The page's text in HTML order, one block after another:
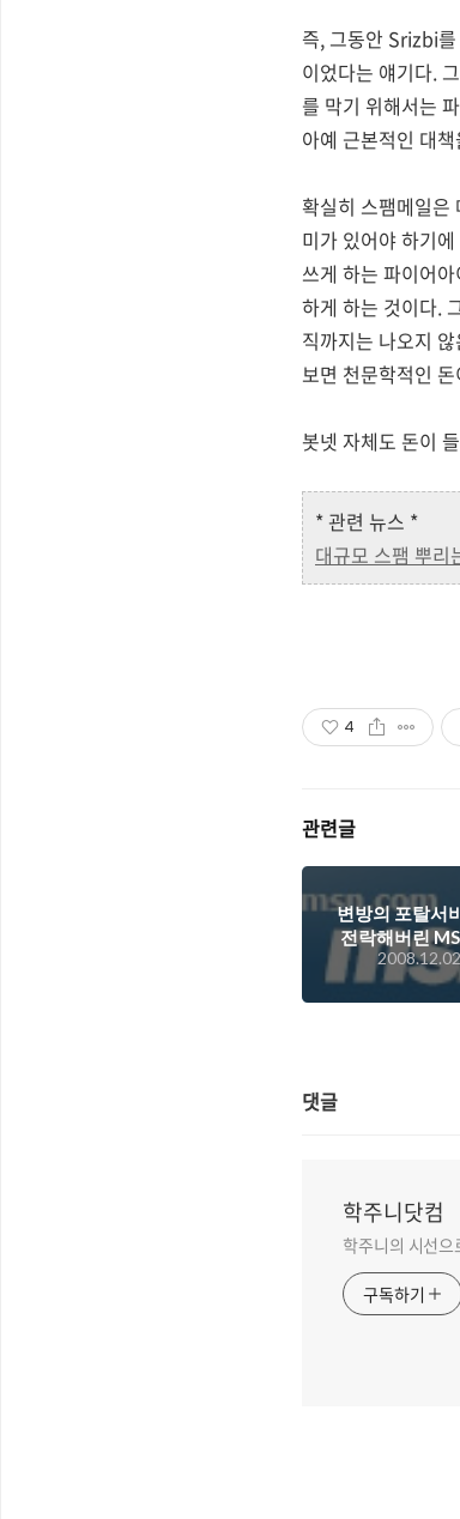
즉, 그동안 Srizbi
이었다는 얘기다.
를 막기 위해서는
아예 근본적인 대
확실히 스팸메일은
미가 있어야 하기
쓰게 하는 파이어
하게 하는 것이다.
직까지는 나오지
보면 천문학적인
봇넷 자체도 돈이
* 관련 뉴스 *
대규모 스팸 뿌
4
관련글
변방의 포탈서
전락해버린
가 획기적인 변
요한데..
2008.12.02
댓글
학주니닷컴
학주니의 시선
구독하기